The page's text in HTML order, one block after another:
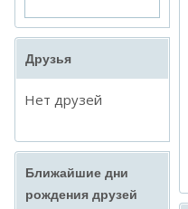
Друзья
Нет друзей
Ближайшие дни
рождения друзей